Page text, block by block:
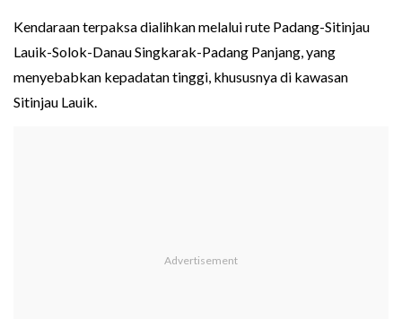
Kendaraan terpaksa dialihkan melalui rute Padang-Sitinjau
Lauik-Solok-Danau Singkarak-Padang Panjang, yang
menyebabkan kepadatan tinggi, khususnya di kawasan
Sitinjau Lauik.